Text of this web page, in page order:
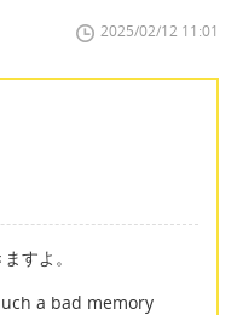
2025/02/12 11:01
すよ。
a bad memory